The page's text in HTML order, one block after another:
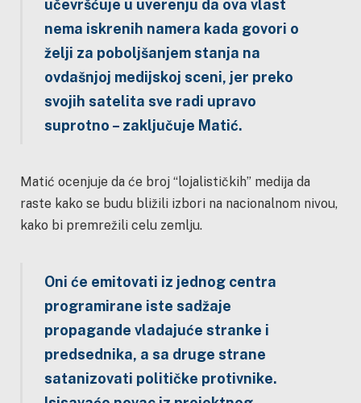
učevršćuje u uverenju da ova vlast
nema iskrenih namera kada govori o
želji za poboljšanjem stanja na
ovdašnjoj medijskoj sceni, jer preko
svojih satelita sve radi upravo
suprotno – zaključuje Matić.
Matić ocenjuje da će broj “lojalističkih” medija da
raste kako se budu bližili izbori na nacionalnom nivou,
kako bi premrežili celu zemlju.
Oni će emitovati iz jednog centra
programirane iste sadžaje
propagande vladajuće stranke i
predsednika, a sa druge strane
satanizovati političke protivnike.